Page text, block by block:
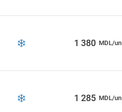
1 380 MDL/un
1 285 MDL/un